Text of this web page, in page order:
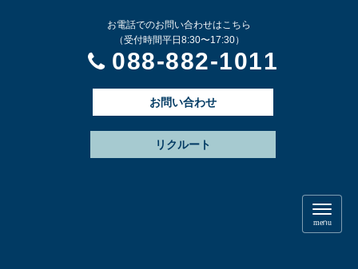
お電話でのお問い合わせはこちら
（受付時間平日8:30〜17:30）
088-882-1011
お問い合わせ
リクルート
N
a
v
menu